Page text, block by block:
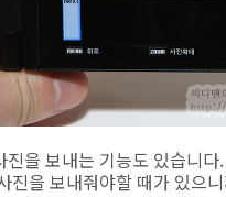
진을 보내는 기능도 있습니
진을 보내줘야할 때가 있으